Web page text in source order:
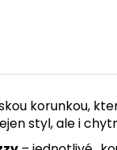
korunkou,
styl, ale i